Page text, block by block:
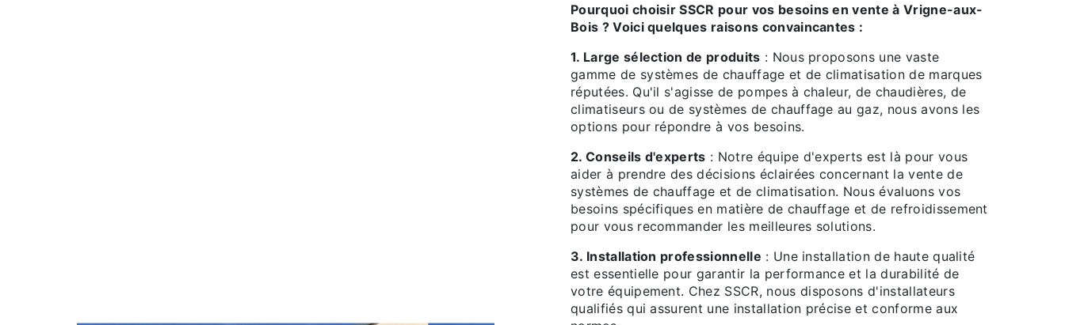
Pourquoi choisir SSCR pour vos besoins en vente à Vrigne-aux-
Bois ? Voici quelques raisons convaincantes :
1. Large sélection de produits : Nous proposons une vaste
gamme de systèmes de chauffage et de climatisation de marques
réputées. Qu'il s'agisse de pompes à chaleur, de chaudières, de
climatiseurs ou de systèmes de chauffage au gaz, nous avons les
options pour répondre à vos besoins.
2. Conseils d'experts : Notre équipe d'experts est là pour vous
aider à prendre des décisions éclairées concernant la vente de
systèmes de chauffage et de climatisation. Nous évaluons vos
besoins spécifiques en matière de chauffage et de refroidissement
pour vous recommander les meilleures solutions.
3. Installation professionnelle : Une installation de haute qualité
est essentielle pour garantir la performance et la durabilité de
votre équipement. Chez SSCR, nous disposons d'installateurs
qualifiés qui assurent une installation précise et conforme aux